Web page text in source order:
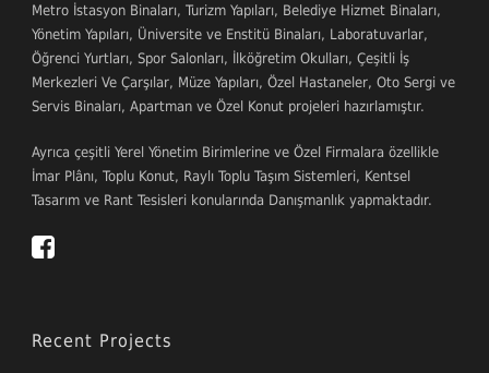
Metro İstasyon Binaları, Turizm Yapıları, Belediye Hizmet Binaları,
Yönetim Yapıları, Üniversite ve Enstitü Binaları, Laboratuvarlar,
Öğrenci Yurtları, Spor Salonları, İlköğretim Okulları, Çeşitli İş
Merkezleri Ve Çarşılar, Müze Yapıları, Özel Hastaneler, Oto Sergi ve
Servis Binaları, Apartman ve Özel Konut projeleri hazırlamıştır.
Ayrıca çeşitli Yerel Yönetim Birimlerine ve Özel Firmalara özellikle
İmar Plânı, Toplu Konut, Raylı Toplu Taşım Sistemleri, Kentsel
Tasarım ve Rant Tesisleri konularında Danışmanlık yapmaktadır.
Recent Projects